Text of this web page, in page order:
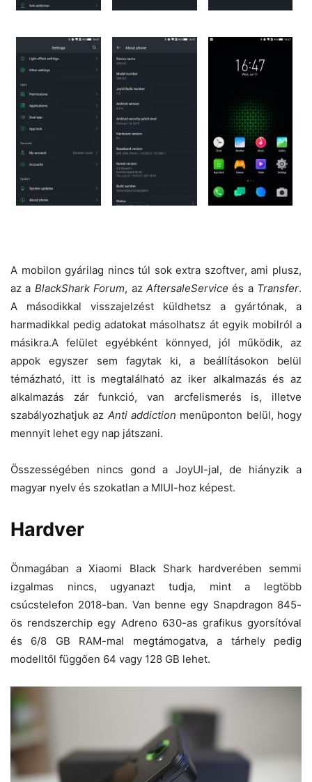
A mobilon gyárilag nincs túl sok extra szoftver, ami plusz,
az a BlackShark Forum, az AftersaleService és a Transfer.
A másodikkal visszajelzést küldhetsz a gyártónak, a
harmadikkal pedig adatokat másolhatsz át egyik mobilról a
másikra.A felület egyébként könnyed, jól működik, az
appok egyszer sem fagytak ki, a beállításokon belül
témázható, itt is megtalálható az iker alkalmazás és az
alkalmazás zár funkció, van arcfelismerés is, illetve
szabályozhatjuk az Anti addiction menüponton belül, hogy
mennyit lehet egy nap játszani.
Összességében nincs gond a JoyUI-jal, de hiányzik a
magyar nyelv és szokatlan a MIUI-hoz képest.
Hardver
Önmagában a Xiaomi Black Shark hardverében semmi
izgalmas nincs, ugyanazt tudja, mint a legtöbb
csúcstelefon 2018-ban. Van benne egy Snapdragon 845-
ös rendszerchip egy Adreno 630-as grafikus gyorsítóval
és 6/8 GB RAM-mal megtámogatva, a tárhely pedig
modelltől függően 64 vagy 128 GB lehet.